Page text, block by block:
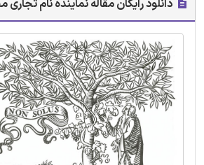
دانلود رایگان مقاله نماینده نام